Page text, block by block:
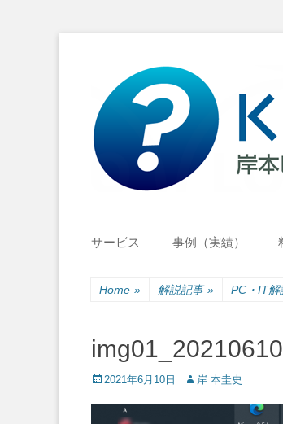
岸本ビジネ
小さな会社・小さなお店のIT経営をナビ
Primary Menu
サービス 事例（実績）
Home » 解説記事 » PC・IT解
Posted
2021年6月10日 Author
岸 本圭史